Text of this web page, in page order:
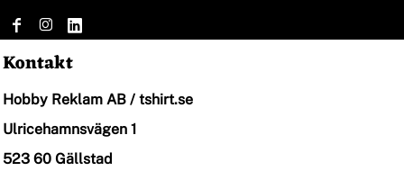
Kontakt
Hobby Reklam AB / tshirt.se
Ulricehamnsvägen 1
523 60 Gällstad